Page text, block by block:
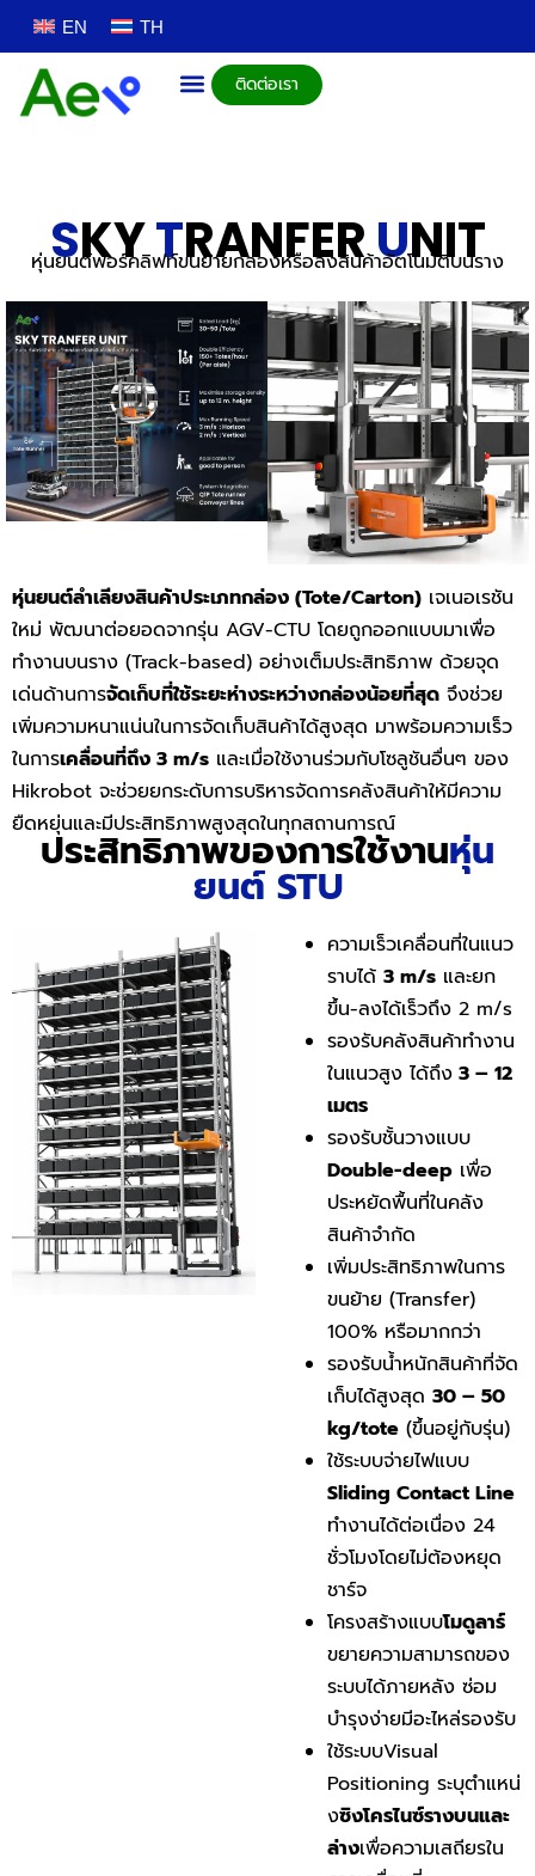
EN TH
ติดต่อเรา
SKYTRANFERUNIT
หุ่นยนต์ฟอร์คลิฟท์ขนย้ายกล่องหรือลังสินค้าอัตโนมัติบนราง
หุ่นยนต์ลำเลียงสินค้าประเภทกล่อง (Tote/Carton) เจเนอเรชัน
ใหม่ พัฒนาต่อยอดจากรุ่น AGV-CTU โดยถูกออกแบบมาเพื่อ
ทำงานบนราง (Track-based) อย่างเต็มประสิทธิภาพ ด้วยจุด
เด่นด้านการจัดเก็บที่ใช้ระยะห่างระหว่างกล่องน้อยที่สุด จึงช่วย
เพิ่มความหนาแน่นในการจัดเก็บสินค้าได้สูงสุด มาพร้อมความเร็ว
ในการเคลื่อนที่ถึง 3 m/s และเมื่อใช้งานร่วมกับโซลูชันอื่นๆ ของ
Hikrobot จะช่วยยกระดับการบริหารจัดการคลังสินค้าให้มีความ
ยืดหยุ่นและมีประสิทธิภาพสูงสุดในทุกสถานการณ์
ประสิทธิภาพของการใช้งานหุ่น
ยนต์ STU
ความเร็วเคลื่อนที่ในแนว
ราบได้ 3 m/s และยก
ขึ้น-ลงได้เร็วถึง 2 m/s
รองรับคลังสินค้าทำงาน
ในแนวสูง ได้ถึง 3 – 12
เมตร
รองรับชั้นวางแบบ
Double-deep เพื่อ
ประหยัดพื้นที่ในคลัง
สินค้าจำกัด
เพิ่มประสิทธิภาพในการ
ขนย้าย (Transfer)
100% หรือมากกว่า
รองรับน้ำหนักสินค้าที่จัด
เก็บได้สูงสุด 30 – 50
kg/tote (ขึ้นอยู่กับรุ่น)
ใช้ระบบจ่ายไฟแบบ
Sliding Contact Line
ทำงานได้ต่อเนื่อง 24
ชั่วโมงโดยไม่ต้องหยุด
ชาร์จ
โครงสร้างแบบโมดูลาร์
ขยายความสามารถของ
ระบบได้ภายหลัง ซ่อม
บำรุงง่ายมีอะไหล่รองรับ
ใช้ระบบVisual
Positioning ระบุตำแหน่
งซิงโครไนซ์รางบนและ
ล่างเพื่อความเสถียรใน